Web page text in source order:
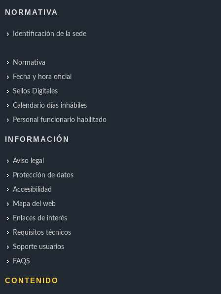
NORMATIVA
Identificación de la sede
Normativa
Fecha y hora oficial
Sellos Digitales
Calendario días inhábiles
Personal funcionario habilitado
INFORMACIÓN
Aviso legal
Protección de datos
Accesibilidad
Mapa del web
Enlaces de interés
Requisitos técnicos
Soporte usuarios
FAQS
CONTENIDO